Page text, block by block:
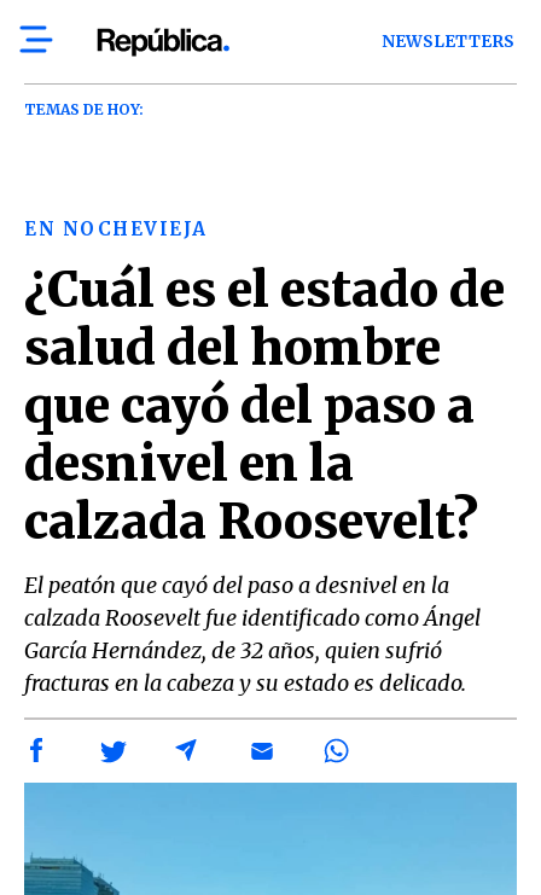
NEWSLETTERS
TEMAS DE HOY:
EN NOCHEVIEJA
¿Cuál es el estado de
salud del hombre
que cayó del paso a
desnivel en la
calzada Roosevelt?
El peatón que cayó del paso a desnivel en la
calzada Roosevelt fue identificado como Ángel
García Hernández, de 32 años, quien sufrió
fracturas en la cabeza y su estado es delicado.